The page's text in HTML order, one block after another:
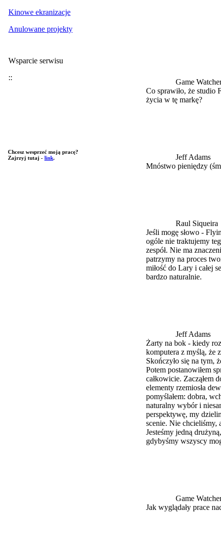
Kinowe ekranizacje
Anulowane projekty
Wsparcie serwisu
::
Chcesz wesprzeć moją pracę?
Zajrzyj tutaj - link.
Game
Co sprawiło, że studio
życia w tę markę?
Jeff Adams
Mnóstwo pieniędzy
Raul Siqueira
Jeśli mogę słowo -
ogóle nie traktujemy
zespół. Nie ma
patrzymy na proces
miłość do Lary i całej
bardzo naturalnie.
Jeff Adams
Żarty na bok - kiedy
komputera z myślą, że
Skończyło się na tym,
Potem postanowiłem
całkowicie. Zacząłem
elementy rzemiosła
pomyślałem: dobra,
naturalny wybór i
perspektywę, my
scenie. Nie chcieliśmy,
Jesteśmy jedną
gdybyśmy wszyscy
Game
Jak wyglądały prace